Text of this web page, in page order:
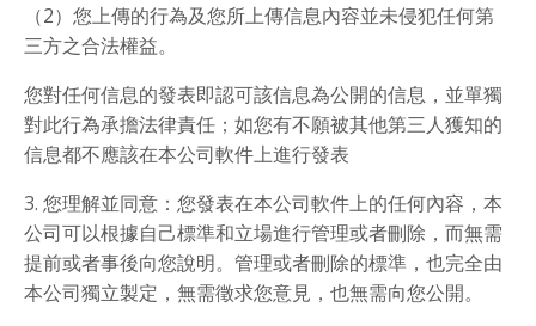
（2）您上傳的行為及您所上傳信息內容並未侵犯任何第
三方之合法權益。
您對任何信息的發表即認可該信息為公開的信息，並單獨
對此行為承擔法律責任；如您有不願被其他第三人獲知的
信息都不應該在本公司軟件上進行發表
3. 您理解並同意：您發表在本公司軟件上的任何內容，本
公司可以根據自己標準和立場進行管理或者刪除，而無需
提前或者事後向您說明。管理或者刪除的標準，也完全由
本公司獨立製定，無需徵求您意見，也無需向您公開。